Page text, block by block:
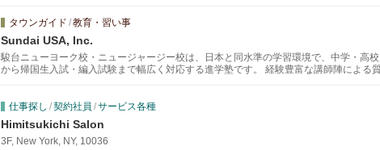
タウンガイド /教育・習い事
Sundai USA, Inc.
駿台ニューヨーク校・ニュージャージー校は、日本と同水準の学習環境で、中学・高
から帰国生入試・編入試験まで幅広く対応する進学塾です。 経験豊富な講師陣による
仕事探し /契約社員 /サービス各種
Himitsukichi Salon
3F, New York, NY, 10036